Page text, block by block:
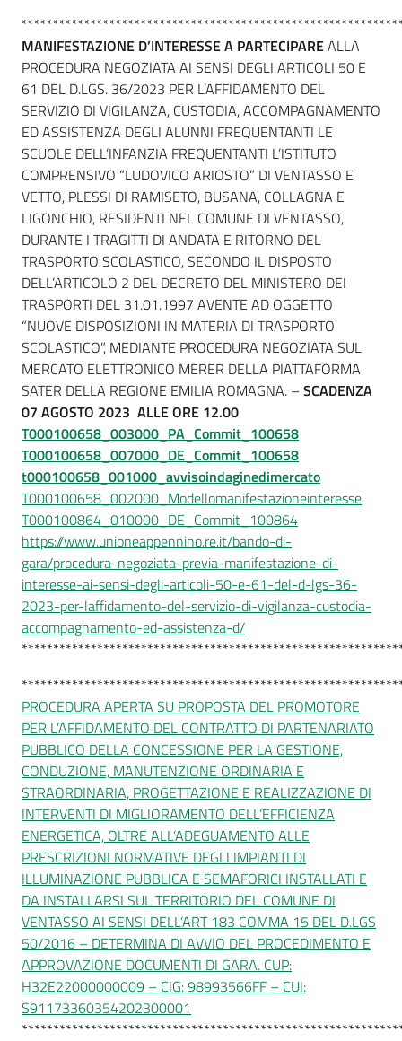
MANIFESTAZIONE D’INTERESSE A PARTECIPAREALLA
PROCEDURA NEGOZIATA AI SENSI DEGLI ARTICOLI 50 E
61 DEL D.LGS. 36/2023 PER L’AFFIDAMENTO DEL
SERVIZIO DI VIGILANZA, CUSTODIA, ACCOMPAGNAMENTO
ED ASSISTENZA DEGLI ALUNNI FREQUENTANTI LE
SCUOLE DELL’INFANZIA FREQUENTANTI L’ISTITUTO
COMPRENSIVO “LUDOVICO ARIOSTO” DI VENTASSO E
VETTO, PLESSI DI RAMISETO, BUSANA, COLLAGNA E
LIGONCHIO, RESIDENTI NEL COMUNE DI VENTASSO,
DURANTE I TRAGITTI DI ANDATA E RITORNO DEL
TRASPORTO SCOLASTICO, SECONDO IL DISPOSTO
DELL’ARTICOLO 2 DEL DECRETO DEL MINISTERO DEI
TRASPORTI DEL 31.01.1997 AVENTE AD OGGETTO
“NUOVE DISPOSIZIONI IN MATERIA DI TRASPORTO
SCOLASTICO”, MEDIANTE PROCEDURA NEGOZIATA SUL
MERCATO ELETTRONICO MERER DELLA PIATTAFORMA
SATER DELLA REGIONE EMILIA ROMAGNA. – SCADENZA
07 AGOSTO 2023 ALLE ORE 12.00
T000100658_003000_PA_Commit_100658
T000100658_007000_DE_Commit_100658
t000100658_001000_avvisoindaginedimercato
T000100658_002000_Modellomanifestazioneinteresse
T000100864_010000_DE_Commit_100864
https://www.unioneappennino.re.it/bando-di-
gara/procedura-negoziata-previa-manifestazione-di-
interesse-ai-sensi-degli-articoli-50-e-61-del-d-lgs-36-
2023-per-laffidamento-del-servizio-di-vigilanza-custodia-
accompagnamento-ed-assistenza-d/
PROCEDURA APERTA SU PROPOSTA DEL PROMOTORE
PER L’AFFIDAMENTO DEL CONTRATTO DI PARTENARIATO
PUBBLICO DELLA CONCESSIONE PER LA GESTIONE,
CONDUZIONE, MANUTENZIONE ORDINARIA E
STRAORDINARIA, PROGETTAZIONE E REALIZZAZIONE DI
INTERVENTI DI MIGLIORAMENTO DELL’EFFICIENZA
ENERGETICA, OLTRE ALL’ADEGUAMENTO ALLE
PRESCRIZIONI NORMATIVE DEGLI IMPIANTI DI
ILLUMINAZIONE PUBBLICA E SEMAFORICI INSTALLATI E
DA INSTALLARSI SUL TERRITORIO DEL COMUNE DI
VENTASSO AI SENSI DELL’ART 183 COMMA 15 DEL D.LGS
50/2016 – DETERMINA DI AVVIO DEL PROCEDIMENTO E
APPROVAZIONE DOCUMENTI DI GARA. CUP:
H32E22000000009 – CIG: 98993566FF – CUI:
S91173360354202300001